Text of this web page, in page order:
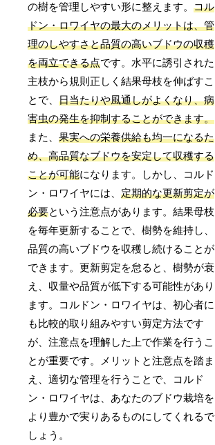
の樹を管理しやすい形に整えます。コル
ドン・ロワイヤの最大のメリットは、管
理のしやすさと品質の高いブドウの収穫
を両立できる点です。水平に誘引された
主枝から規則正しく結果母枝を伸ばすこ
とで、日当たりや風通しがよくなり、病
害虫の発生を抑制することができます。
また、果実への栄養供給も均一になるた
め、高品質なブドウを安定して収穫する
ことが可能になります。しかし、コルド
ン・ロワイヤには、定期的な更新剪定が
必要という注意点があります。結果母枝
を毎年更新することで、樹勢を維持し、
品質の高いブドウを収穫し続けることが
できます。更新剪定を怠ると、樹勢が衰
え、収量や品質が低下する可能性があり
ます。コルドン・ロワイヤは、初心者に
も比較的取り組みやすい剪定方法です
が、注意点を理解した上で作業を行うこ
とが重要です。メリットと注意点を踏ま
え、適切な管理を行うことで、コルド
ン・ロワイヤは、あなたのブドウ栽培を
より豊かで実りあるものにしてくれるで
しょう。